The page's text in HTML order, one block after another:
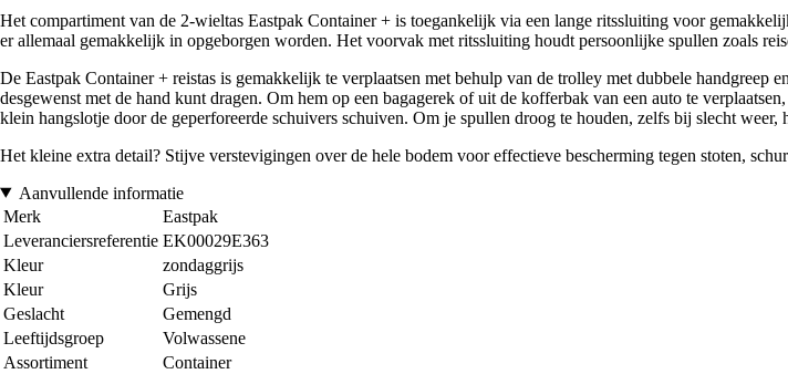
Het compartiment van de 2-wieltas Eastpak Container + is toegankelijk via een lange ritssluiting voor
er allemaal gemakkelijk in opgeborgen worden. Het voorvak met ritssluiting houdt persoonlijke spullen zoals
De Eastpak Container + reistas is gemakkelijk te verplaatsen met behulp van de trolley met dubbele
desgewenst met de hand kunt dragen. Om hem op een bagagerek of uit de kofferbak van een auto te
klein hangslotje door de geperforeerde schuivers schuiven. Om je spullen droog te houden, zelfs bij slecht
Het kleine extra detail? Stijve verstevigingen over de hele bodem voor effectieve bescherming tegen stoten,
Aanvullende informatie
Merk
Eastpak
Leveranciersreferentie EK00029E363
Kleur
zondaggrijs
Kleur
Grijs
Geslacht
Gemengd
Leeftijdsgroep
Volwassene
Assortiment
Container